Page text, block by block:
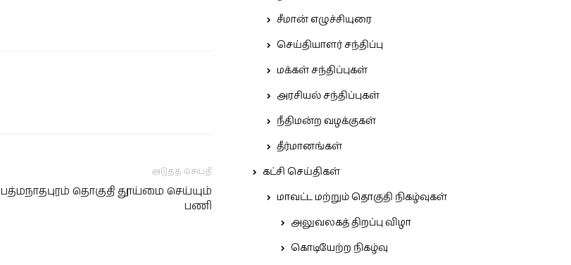
அடுத்த செய்தி
பத்மநாதபுரம் தொகுதி தூய்மை செய்யும்
பணி
சீமான் எழுச்சியுரை
செய்தியாளர் சந்திப்பு
மக்கள் சந்திப்புகள்
அரசியல் சந்திப்புகள்
நீதிமன்ற வழக்குகள்
தீர்மானங்கள்
கட்சி செய்திகள்
மாவட்ட மற்றும் தொகுதி நிகழ்வுகள்
அலுவலகத் திறப்பு விழா
கொடியேற்ற நிகழ்வு